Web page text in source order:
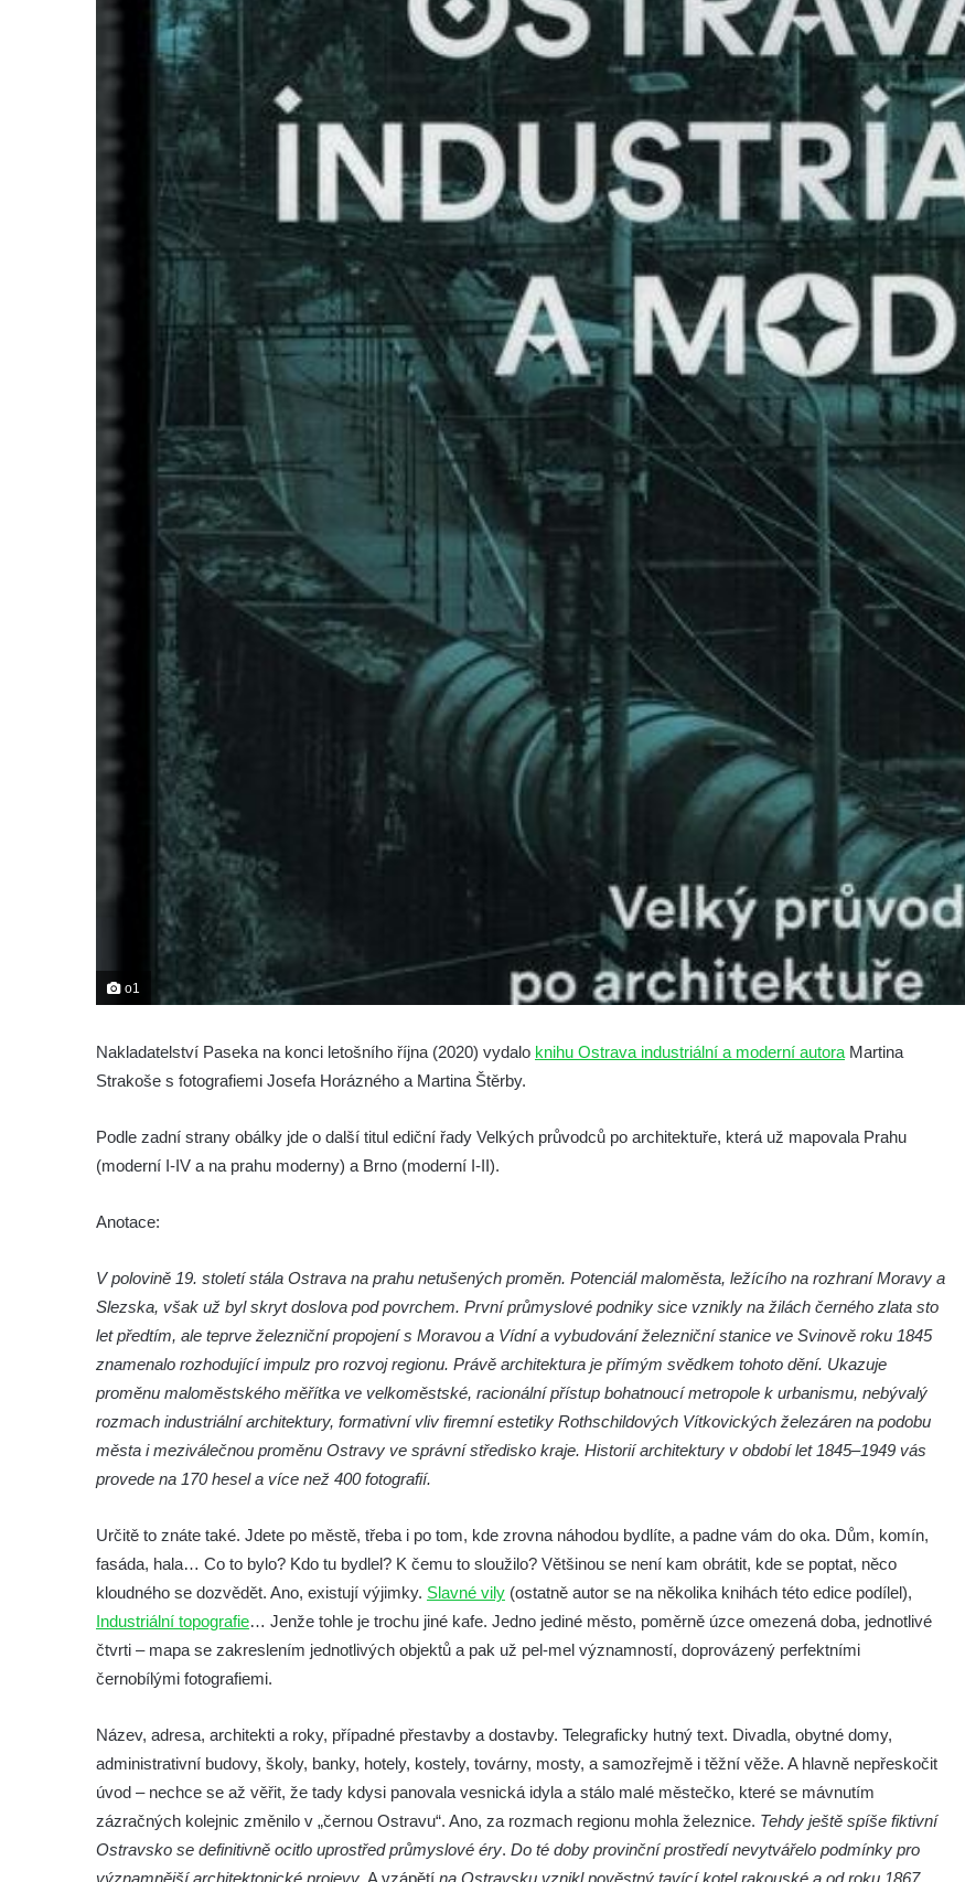
o1
Nakladatelství Paseka na konci letošního října (2020) vydalo knihu Ostrava industriální a moderní autora Martina
Strakoše s fotografiemi Josefa Horázného a Martina Štěrby.
Podle zadní strany obálky jde o další titul ediční řady Velkých průvodců po architektuře, která už mapovala Prahu
(moderní I-IV a na prahu moderny) a Brno (moderní I-II).
Anotace:
V polovině 19. století stála Ostrava na prahu netušených proměn. Potenciál maloměsta, ležícího na rozhraní Moravy a
Slezska, však už byl skryt doslova pod povrchem. První průmyslové podniky sice vznikly na žilách černého zlata sto
let předtím, ale teprve železniční propojení s Moravou a Vídní a vybudování železniční stanice ve Svinově roku 1845
znamenalo rozhodující impulz pro rozvoj regionu. Právě architektura je přímým svědkem tohoto dění. Ukazuje
proměnu maloměstského měřítka ve velkoměstské, racionální přístup bohatnoucí metropole k urbanismu, nebývalý
rozmach industriální architektury, formativní vliv firemní estetiky Rothschildových Vítkovických železáren na podobu
města i meziválečnou proměnu Ostravy ve správní středisko kraje. Historií architektury v období let 1845–1949 vás
provede na 170 hesel a více než 400 fotografií.
Určitě to znáte také. Jdete po městě, třeba i po tom, kde zrovna náhodou bydlíte, a padne vám do oka. Dům, komín,
fasáda, hala… Co to bylo? Kdo tu bydlel? K čemu to sloužilo? Většinou se není kam obrátit, kde se poptat, něco
kloudného se dozvědět. Ano, existují výjimky. Slavné vily (ostatně autor se na několika knihách této edice podílel),
Industriální topografie… Jenže tohle je trochu jiné kafe. Jedno jediné město, poměrně úzce omezená doba, jednotlivé
čtvrti – mapa se zakreslením jednotlivých objektů a pak už pel-mel významností, doprovázený perfektními
černobílými fotografiemi.
Název, adresa, architekti a roky, případné přestavby a dostavby. Telegraficky hutný text. Divadla, obytné domy,
administrativní budovy, školy, banky, hotely, kostely, továrny, mosty, a samozřejmě i těžní věže. A hlavně nepřeskočit
úvod – nechce se až věřit, že tady kdysi panovala vesnická idyla a stálo malé městečko, které se mávnutím
zázračných kolejnic změnilo v „černou Ostravu“. Ano, za rozmach regionu mohla železnice. Tehdy ještě spíše fiktivní
Ostravsko se definitivně ocitlo uprostřed průmyslové éry. Do té doby provinční prostředí nevytvářelo podmínky pro